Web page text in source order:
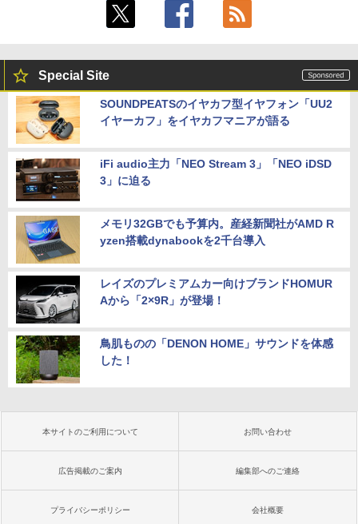
Special Site
SOUNDPEATSのイヤカフ型イヤフォン「UU2
イヤーカフ」をイヤカフマニアが語る
iFi audio主力「NEO Stream 3」「NEO iDSD
3」に迫る
メモリ32GBでも予算内。産経新聞社がAMD R
yzen搭載dynabookを2千台導入
レイズのプレミアムカー向けブランドHOMUR
Aから「2×9R」が登場！
鳥肌ものの「DENON HOME」サウンドを体感
した！
本サイトのご利用について お問い合わせ
広告掲載のご案内 編集部へのご連絡
プライバシーポリシー 会社概要